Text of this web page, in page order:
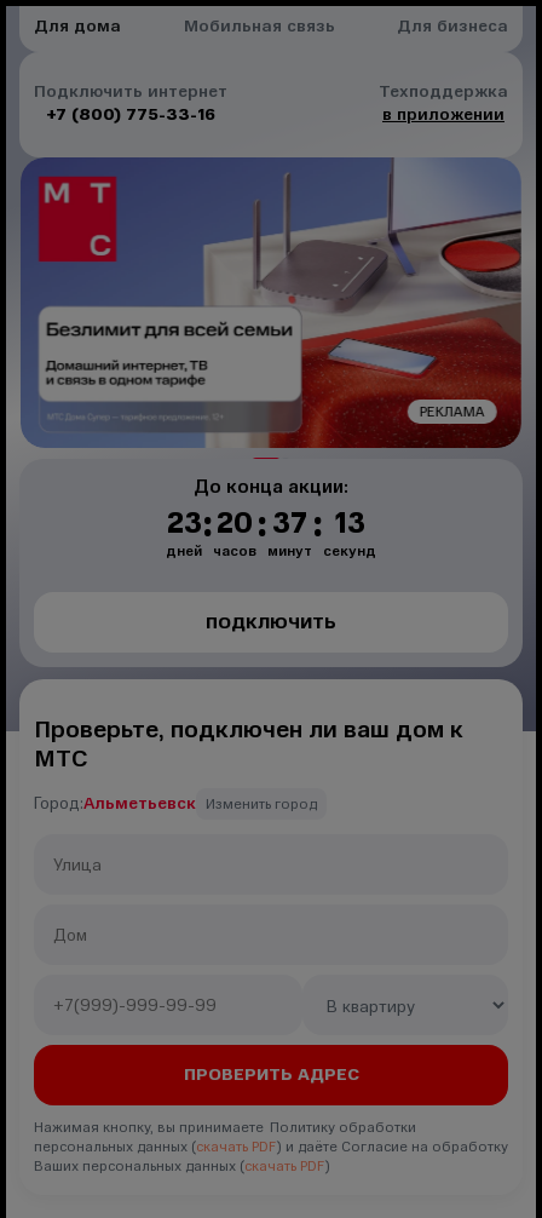
Для дома Мобильная связь Для бизнеса
Подключить интернет
+7 (800) 775-33-16
Техподдержка
в приложении
РЕКЛАМА
До конца акции:
23
дней:20
часов:37
минут: 12
секунд
ПОДКЛЮЧИТЬ
Проверьте, подключен ли ваш дом к
МТС
Город:Альметьевск Изменить город
Нажимая кнопку, вы принимаете Политику обработки
персональных данных (скачать PDF) и даёте Согласие на обработку
Ваших персональных данных (скачать PDF)